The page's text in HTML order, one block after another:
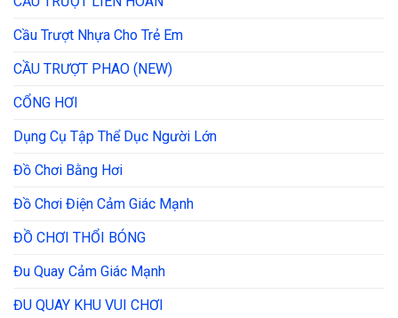
Cầu Trượt Nhựa Cho Trẻ Em
CẦU TRƯỢT PHAO (NEW)
CỔNG HƠI
Dụng Cụ Tập Thể Dục Người Lớn
Đồ Chơi Bằng Hơi
Đồ Chơi Điện Cảm Giác Mạnh
ĐỒ CHƠI THỔI BÓNG
Đu Quay Cảm Giác Mạnh
ĐU QUAY KHU VUI CHƠI